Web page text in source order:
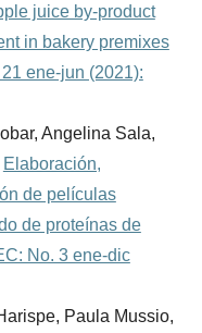
juice by-product
in bakery premixes
ene-jun (2021):
Angelina Sala,
Elaboración,
de películas
de proteínas de
No. 3 ene-dic
Paula Mussio,